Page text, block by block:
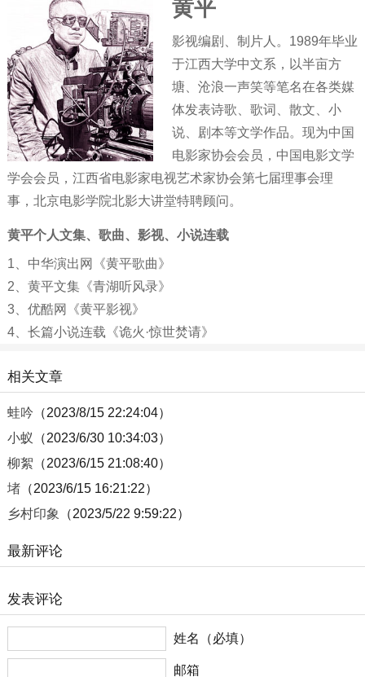
黄平
影视编剧、制片人。1989年毕业
于江西大学中文系，以半亩方
塘、沧浪一声笑等笔名在各类媒
体发表诗歌、歌词、散文、小
说、剧本等文学作品。现为中国
电影家协会会员，中国电影文学
学会会员，江西省电影家电视艺术家协会第七届理事会理
事，北京电影学院北影大讲堂特聘顾问。
黄平个人文集、歌曲、影视、小说连载
1、 中华演出网《黄平歌曲》
2、 黄平文集《青湖听风录》
3、 优酷网《黄平影视》
4、 长篇小说连载《诡火·惊世焚请》
相关文章
蛙吟（2023/8/15 22:24:04）
小蚁
（2023/6/30 10:34:03）
柳絮 （2023/6/15 21:08:40）
堵（2023/6/15 16:21:22）
乡村印象
（2023/5/22 9:59:22）
最新评论
发表评论
姓名（必填）
邮箱